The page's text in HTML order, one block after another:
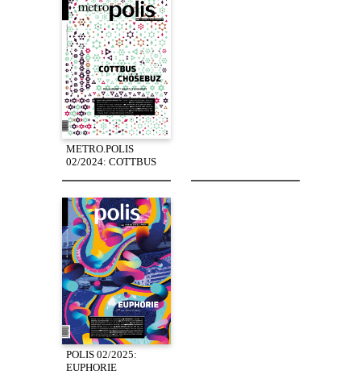
METRO.POLIS
02/2024: COTTBUS
POLIS 02/2025:
EUPHORIE